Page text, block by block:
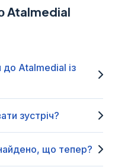
Atalmedial
до Atalmedial із
зустріч?
що тепер?